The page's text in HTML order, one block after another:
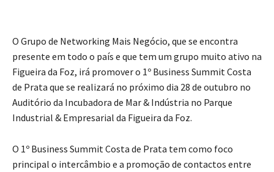
O Grupo de Networking Mais Negócio, que se encontra
presente em todo o país e que tem um grupo muito ativo na
Figueira da Foz, irá promover o 1º Business Summit Costa
de Prata que se realizará no próximo dia 28 de outubro no
Auditório da Incubadora de Mar & Indústria no Parque
Industrial & Empresarial da Figueira da Foz.
O 1º Business Summit Costa de Prata tem como foco
principal o intercâmbio e a promoção de contactos entre